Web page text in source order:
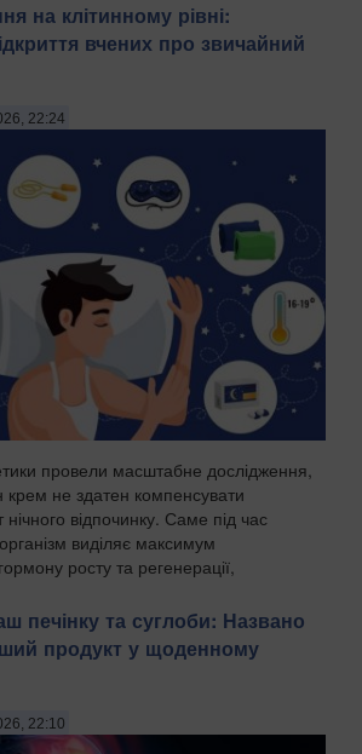
груповому зґвалтуванні 21-річної
серпня, зазначають Патріоти України.
троє чоловіків, з...
на клітинному рівні:
вчених про звичайний
22:24
провели масштабне дослідження,
не здатен компенсувати
відпочинку. Саме під час
виділяє максимум
росту та регенерації,
печінку та суглоби: Названо
продукт у щоденному
22:10